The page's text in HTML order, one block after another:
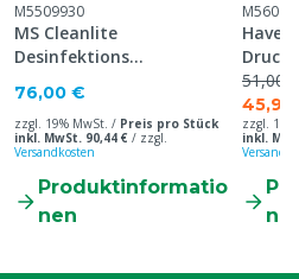
M5509930
MS Cleanlite
Desinfektions
76,00 €
zzgl. 19% MwSt. / Preis pro Stück
inkl. MwSt. 90,44 € / zzgl.
Versandkosten
Produktinformatio
nen
51,00 €
45,90
zzgl.
inkl.